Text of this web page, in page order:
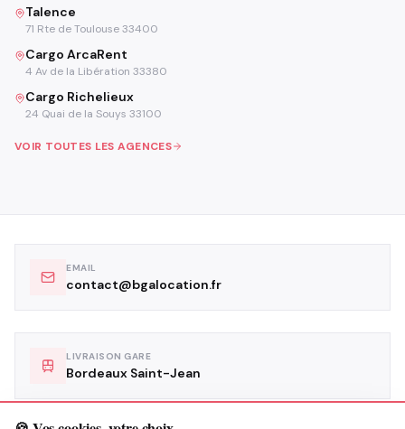
Talence
71 Rte de Toulouse 33400
Cargo ArcaRent
4 Av de la Libération 33380
Cargo Richelieux
24 Quai de la Souys 33100
VOIR TOUTES LES AGENCES
EMAIL
contact@bgalocation.fr
LIVRAISON GARE
Bordeaux Saint-Jean